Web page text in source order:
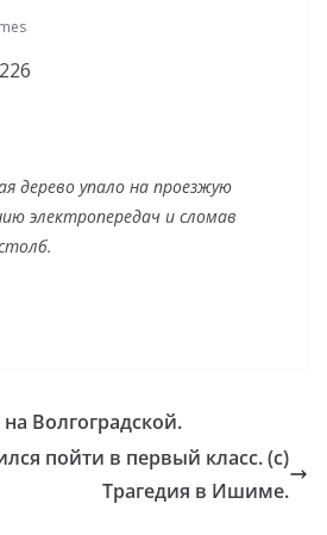
дерево упало на проезжую
электропередач и сломав
Волгоградской.
пойти в первый класс. (с)
Трагедия в Ишиме.